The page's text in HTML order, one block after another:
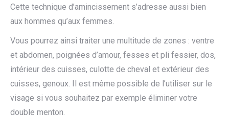
Cette technique d’amincissement s’adresse aussi bien
aux hommes qu’aux femmes.
Vous pourrez ainsi traiter une multitude de zones : ventre
et abdomen, poignées d’amour, fesses et pli fessier, dos,
intérieur des cuisses, culotte de cheval et extérieur des
cuisses, genoux. Il est même possible de l’utiliser sur le
visage si vous souhaitez par exemple éliminer votre
double menton.